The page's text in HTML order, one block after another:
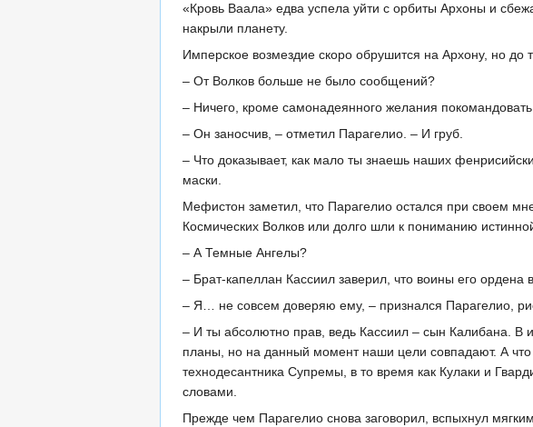
«Кровь Ваала» едва успела уйти с орбиты Архоны и
накрыли планету.
Имперское возмездие скоро обрушится на Архону, но
– От Волков больше не было сообщений?
– Ничего, кроме самонадеянного желания
– Он заносчив, – отметил Парагелио. – И груб.
– Что доказывает, как мало ты знаешь наших
маски.
Мефистон заметил, что Парагелио остался при своем
Космических Волков или долго шли к пониманию
– А Темные Ангелы?
– Брат-капеллан Кассиил заверил, что воины его ордена
– Я… не совсем доверяю ему, – признался Парагелио,
– И ты абсолютно прав, ведь Кассиил – сын Калибана. В
планы, но на данный момент наши цели совпадают. А что
технодесантника Супремы, в то время как Кулаки и
словами.
Прежде чем Парагелио снова заговорил, вспыхнул